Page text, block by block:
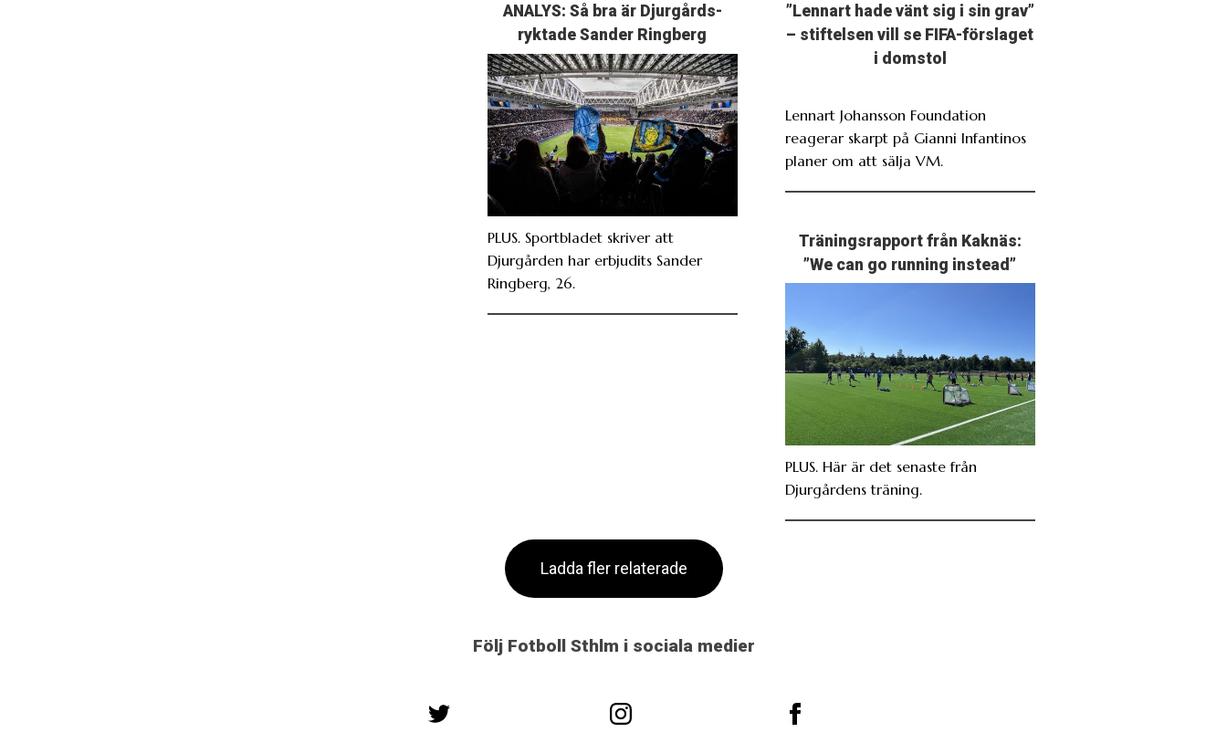
ANALYS: Så bra är Djurgårds-
ryktade Sander Ringberg
PLUS. Sportbladet skriver att
Djurgården har erbjudits Sander
Ringberg, 26.
”Lennart hade vänt sig i sin grav”
– stiftelsen vill se FIFA-förslaget
i domstol
Lennart Johansson Foundation
reagerar skarpt på Gianni Infantinos
planer om att sälja VM.
Träningsrapport från Kaknäs:
”We can go running instead”
PLUS. Här är det senaste från
Djurgårdens träning.
Ladda fler relaterade
Följ Fotboll Sthlm i sociala medier